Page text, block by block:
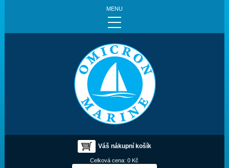
MENU
Váš nákupní košík
Celková cena:0 Kč